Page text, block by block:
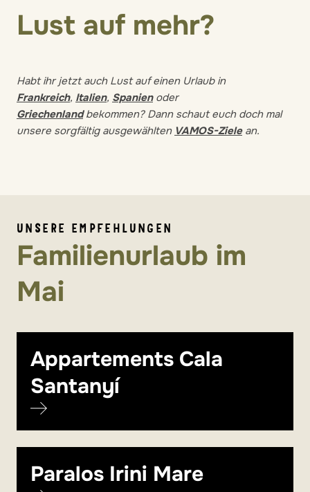
Lust auf mehr?
Habt ihr jetzt auch Lust auf einen Urlaub in
Frankreich, Italien, Spanienoder
Griechenlandbekommen? Dann schaut euch doch mal
unsere sorgfältig ausgewählten VAMOS-Zielean.
UNSERE EMPFEHLUNGEN
Familienurlaub im
Mai
Appartements Cala
Santanyí
Paralos Irini Mare